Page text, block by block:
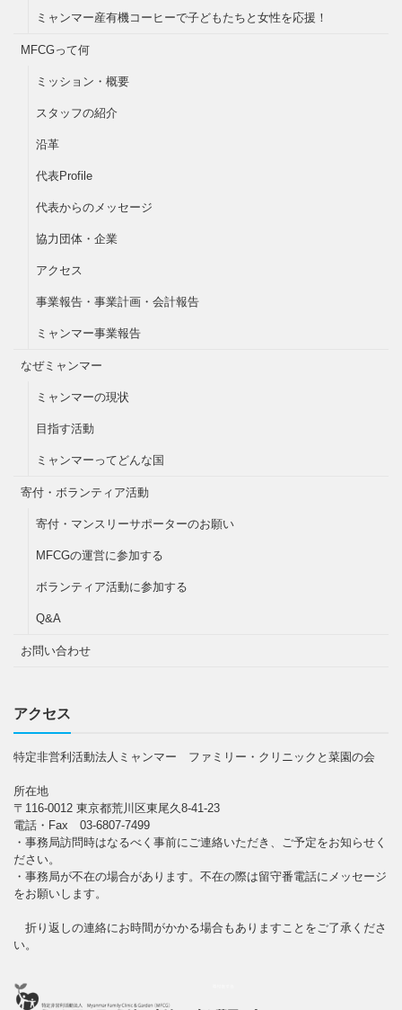
ミャンマー産有機コーヒーで子どもたちと女性を応援！
MFCGって何
ミッション・概要
スタッフの紹介
沿革
代表Profile
代表からのメッセージ
協力団体・企業
アクセス
事業報告・事業計画・会計報告
ミャンマー事業報告
なぜミャンマー
ミャンマーの現状
目指す活動
ミャンマーってどんな国
寄付・ボランティア活動
寄付・マンスリーサポーターのお願い
MFCGの運営に参加する
ボランティア活動に参加する
Q&A
お問い合わせ
アクセス
特定非営利活動法人ミャンマー ファミリー・クリニックと菜園の会
所在地
〒116-0012 東京都荒川区東尾久8-41-23
電話・Fax 03-6807-7499
・事務局訪問時はなるべく事前にご連絡いただき、ご予定をお知らせく
ださい。
・事務局が不在の場合があります。不在の際は留守番電話にメッセージ
をお願いします。
折り返しの連絡にお時間がかかる場合もありますことをご了承くださ
い。